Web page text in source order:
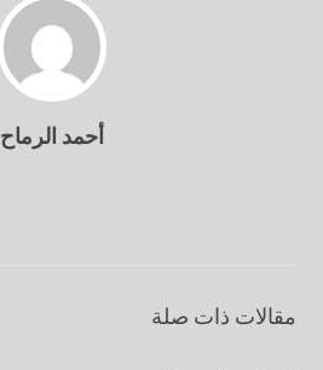
أحمد الرماح
مقالات ذات صلة